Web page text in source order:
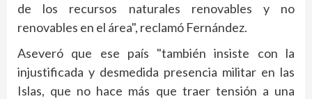
de los recursos naturales renovables y no
renovables en el área", reclamó Fernández.
Aseveró que ese país "también insiste con la
injustificada y desmedida presencia militar en las
Islas, que no hace más que traer tensión a una